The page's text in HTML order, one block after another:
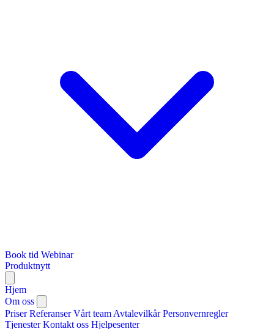
Book tid Webinar
Produktnytt
Hjem
Om oss
Priser Referanser Vårt team Avtalevilkår Personvernregler
Tjenester Kontakt oss Hjelpesenter